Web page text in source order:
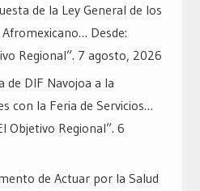
de la Ley General de los
Desde:
Regional”. 7 agosto, 2026
de DIF Navojoa a la
con la Feria de Servicios…
Objetivo Regional”. 6
de Actuar por la Salud